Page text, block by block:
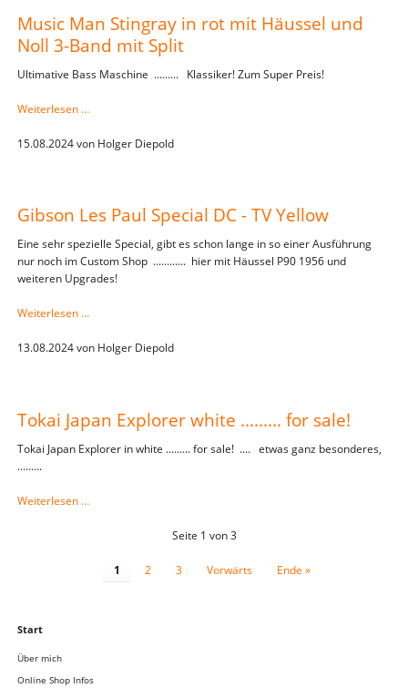
ready
go
auf
Music Man Stingray in rot mit Häussel und
Noll 3-Band mit Split
Ultimative Bass Maschine ......... Klassiker! Zum Super Preis!
Weiterlesen …Music
Stingray
Häussel
Noll
3-
Band
Split
15.08.2024von Holger Diepold
Gibson Les Paul Special DC - TV Yellow
Eine sehr spezielle Special, gibt es schon lange in so einer Ausführung
nur noch im Custom Shop ............ hier mit Häussel P90 1956 und
weiteren Upgrades!
Weiterlesen …Gibson
Paul
TV
13.08.2024von Holger Diepold
Tokai Japan Explorer white ......... for sale!
Tokai Japan Explorer in white ......... for sale! .... etwas ganz besonderes,
.........
Weiterlesen …Tokai
Seite 1 von 3
1 2 3 Vorwärts Ende »
Navigation
Start
Über mich
Online Shop Infos